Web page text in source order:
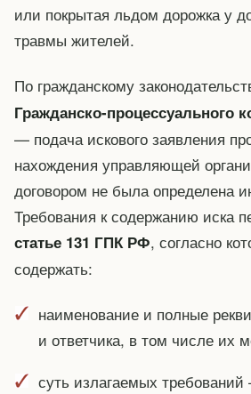
или покрытая льдом дорожка у
травмы жителей.
По гражданскому
Гражданско-процессуального
— подача искового заявления
нахождения управляющей
договором не была определена
Требования к содержанию иска
статье 131 ГПК РФ, согласно
содержать:
наименование и полные
и ответчика, в том числе их
суть излагаемых требований